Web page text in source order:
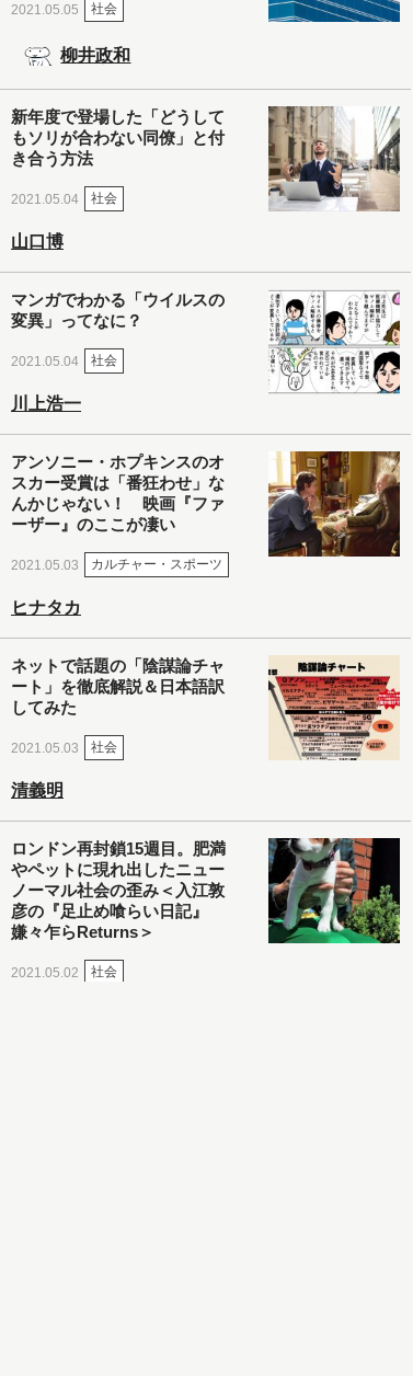
2021.05.05 社会
柳井政和
新年度で登場した「どうして
もソリが合わない同僚」と付
き合う方法
2021.05.04 社会
山口博
マンガでわかる「ウイルスの
変異」ってなに？
2021.05.04 社会
川上浩一
アンソニー・ホプキンスのオ
スカー受賞は「番狂わせ」な
んかじゃない！ 映画『ファ
ーザー』のここが凄い
2021.05.03 カルチャー・スポーツ
ヒナタカ
ネットで話題の「陰謀論チャ
ート」を徹底解説＆日本語訳
してみた
2021.05.03 社会
清義明
ロンドン再封鎖15週目。肥満
やペットに現れ出したニュー
ノーマル社会の歪み＜入江敦
彦の『足止め喰らい日記』
嫌々乍らReturns＞
2021.05.02 社会